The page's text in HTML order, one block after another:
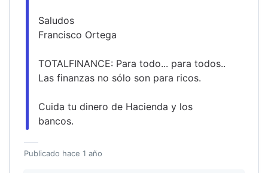
Saludos
Francisco Ortega
TOTALFINANCE: Para todo... para todos..
Las finanzas no sólo son para ricos.
Cuida tu dinero de Hacienda y los
bancos.
Publicado hace 1 año